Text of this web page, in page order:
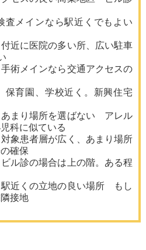
メインなら駅近くでもよい
医院の多い所、広い駐車
ンなら交通アクセスの
、学校近く。新興住宅
場所を選ばない アレル
科に似ている
者層が広く、あまり場所
確保
の場合は上の階。ある程
くの立地の良い場所 もし
接地